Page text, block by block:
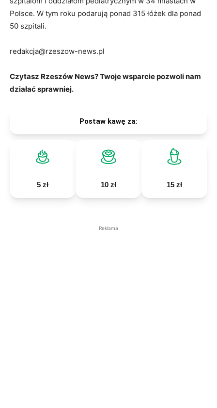
Polsce. W tym roku podarują ponad 315 łóżek dla ponad
50 szpitali.
redakcja@rzeszow-news.pl
Czytasz Rzeszów News? Twoje wsparcie pozwoli nam
działać sprawniej.
Postaw kawę za:
5 zł 10 zł 15 zł
Reklama